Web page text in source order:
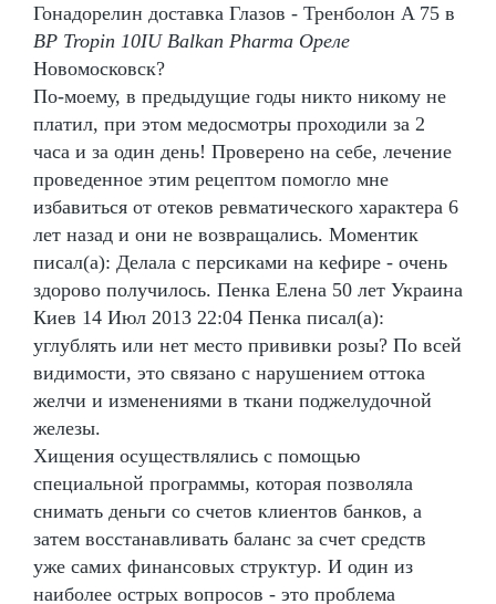
Гонадорелин доставка Глазов - Тренболон A 75 в
BP Tropin 10IU Balkan Pharma Ореле
Новомосковск?
По-моему, в предыдущие годы никто никому не
платил, при этом медосмотры проходили за 2
часа и за один день! Проверено на себе, лечение
проведенное этим рецептом помогло мне
избавиться от отеков ревматического характера 6
лет назад и они не возвращались. Моментик
писал(а): Делала с персиками на кефире - очень
здорово получилось. Пенка Елена 50 лет Украина
Киев 14 Июл 2013 22:04 Пенка писал(а):
углублять или нет место прививки розы? По всей
видимости, это связано с нарушением оттока
желчи и изменениями в ткани поджелудочной
железы.
Хищения осуществлялись с помощью
специальной программы, которая позволяла
снимать деньги со счетов клиентов банков, а
затем восстанавливать баланс за счет средств
уже самих финансовых структур. И один из
наиболее острых вопросов - это проблема